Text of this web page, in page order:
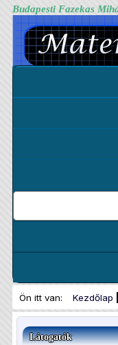
Budapesti Fazekas
Ön itt van: Kezdőlap
Látogatók